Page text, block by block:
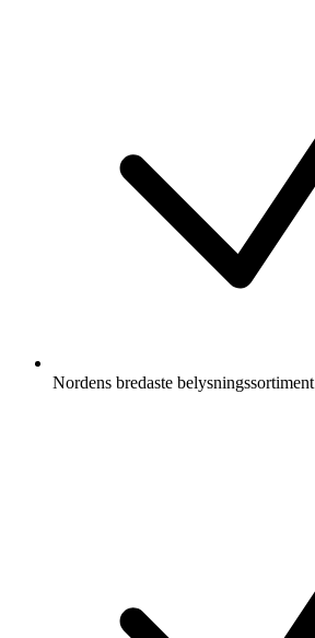
Nordens bredaste belysningssortiment